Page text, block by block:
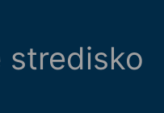
stredisko